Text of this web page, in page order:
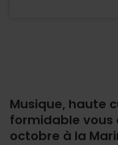
Musique, haute
formidable vous
octobre à la